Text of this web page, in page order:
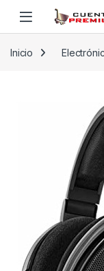
Skip to navigation
Skip to content
Inicio